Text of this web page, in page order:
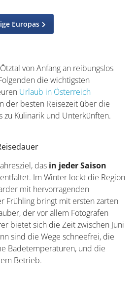
Europas
von Anfang an reibungslos
die wichtigsten
Urlaub in Österreich
Kulinarik und Unterkünften.
dasin jeder Saison
Im Winter lockt die
mit hervorragenden
Frühling bringt mit ersten zarten
der vor allem Fotografen
bietet sich die Zeit zwischen
sind die Wege schneefrei,